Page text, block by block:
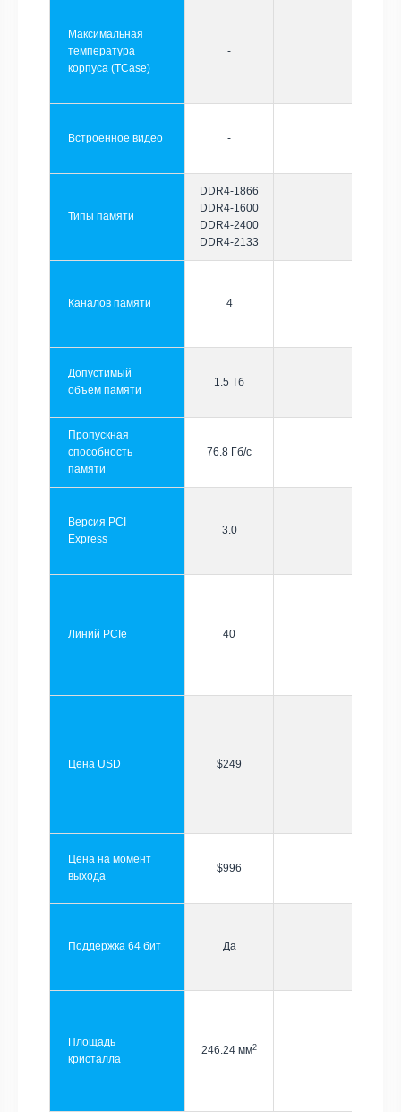
Максимальная
температура
корпуса (TCase)
-
Встроенное видео -
Типы памяти
DDR4-1866
DDR4-1600
DDR4-2400
DDR4-2133
Каналов памяти 4
Допустимый
объем памяти
1.5 Тб
Пропускная
способность
памяти
76.8 Гб/с
Версия PCI
Express
3.0
Линий PCIe 40
Цена USD $249
Цена на момент
выхода
$996
Поддержка 64 бит Да
Площадь
кристалла
246.24 мм2